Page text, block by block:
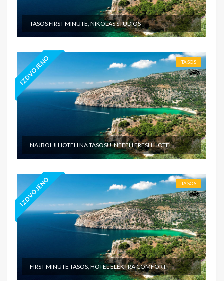
TASOS FIRST MINUTE, NIKOLAS STUDIOS
IZDVOJENO TASOS
NAJBOLJI HOTELI NA TASOSU, NEFELI FRESH HOTEL
IZDVOJENO TASOS
FIRST MINUTE TASOS, HOTEL ELEKTRA COMFORT